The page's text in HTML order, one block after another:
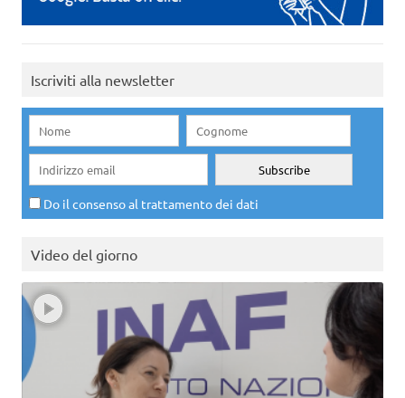
Iscriviti alla newsletter
Do il consenso al trattamento dei dati
Video del giorno